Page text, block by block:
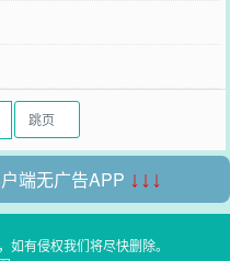
端无广告APP ↓↓↓
有侵权我们将尽快删除。